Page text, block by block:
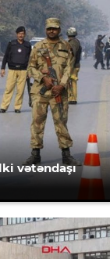
vətəndaşı